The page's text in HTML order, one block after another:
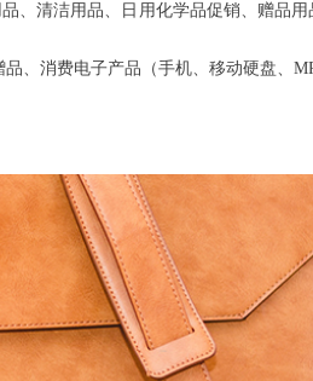
清洁用品、日用化学品促销、赠品用
、消费电子产品（手机、移动硬盘、